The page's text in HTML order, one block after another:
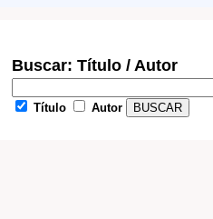
Buscar: Título / Autor
Título Autor